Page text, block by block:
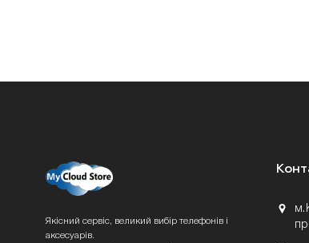
Якісний сервіс, великий вибір телефонів і
аксесуарів.